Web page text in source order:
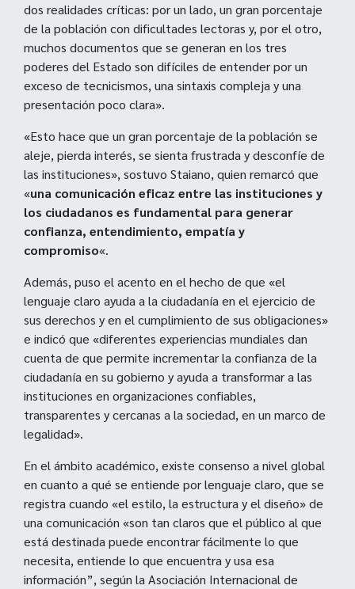
dos realidades críticas: por un lado, un gran porcentaje
de la población con dificultades lectoras y, por el otro,
muchos documentos que se generan en los tres
poderes del Estado son difíciles de entender por un
exceso de tecnicismos, una sintaxis compleja y una
presentación poco clara».
«Esto hace que un gran porcentaje de la población se
aleje, pierda interés, se sienta frustrada y desconfíe de
las instituciones», sostuvo Staiano, quien remarcó que
«una comunicación eficaz entre las instituciones y
los ciudadanos es fundamental para generar
confianza, entendimiento, empatía y
compromiso«.
Además, puso el acento en el hecho de que «el
lenguaje claro ayuda a la ciudadanía en el ejercicio de
sus derechos y en el cumplimiento de sus obligaciones»
e indicó que «diferentes experiencias mundiales dan
cuenta de que permite incrementar la confianza de la
ciudadanía en su gobierno y ayuda a transformar a las
instituciones en organizaciones confiables,
transparentes y cercanas a la sociedad, en un marco de
legalidad».
En el ámbito académico, existe consenso a nivel global
en cuanto a qué se entiende por lenguaje claro, que se
registra cuando «el estilo, la estructura y el diseño» de
una comunicación «son tan claros que el público al que
está destinada puede encontrar fácilmente lo que
necesita, entiende lo que encuentra y usa esa
información”, según la Asociación Internacional de